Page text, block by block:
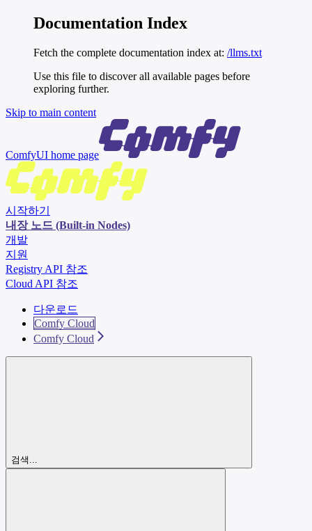
Documentation Index
Fetch the complete documentation index at: /llms.txt
Use this file to discover all available pages before
exploring further.
Skip to main content
ComfyUI home page
시작하기
내장 노드 (Built-in Nodes)
개발
지원
Registry API 참조
Cloud API 참조
다운로드
Comfy Cloud
Comfy Cloud
검색...